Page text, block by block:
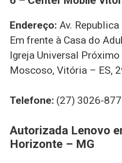
Endereço: Av.
Em frente à Casa do
Igreja Universal
Moscoso, Vitória – ES,
Telefone: (27) 3026-
Autorizada Lenovo
Horizonte – MG